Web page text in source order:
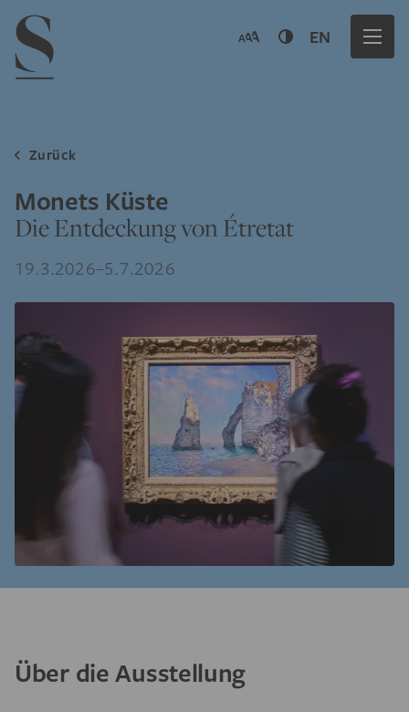
Navigation menu
EN
Zurück
Monets Küste
Die Entdeckung von Étretat
19.3.2026–5.7.2026
Über die Ausstellung